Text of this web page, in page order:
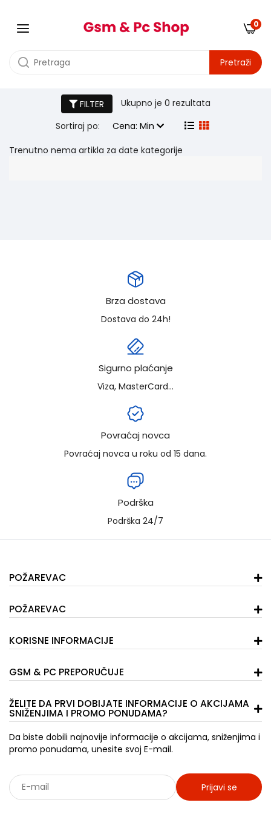
Pretraži
0
Oprema za video kamere
FILTER Ukupno je 0 rezultata
Sortiraj po:
Cena: Min
Trenutno nema artikla za date kategorije
Brza dostava
Dostava do 24h!
Sigurno plaćanje
Viza, MasterCard...
Povraćaj novca
Povraćaj novca u roku od 15 dana.
Podrška
Podrška 24/7
POŽAREVAC
POŽAREVAC
KORISNE INFORMACIJE
GSM & PC PREPORUČUJE
ŽELITE DA PRVI DOBIJATE INFORMACIJE O AKCIJAMA
SNIŽENJIMA I PROMO PONUDAMA?
Da biste dobili najnovije informacije o akcijama, sniženjima i
promo ponudama, unesite svoj E-mail.
Prijavi se